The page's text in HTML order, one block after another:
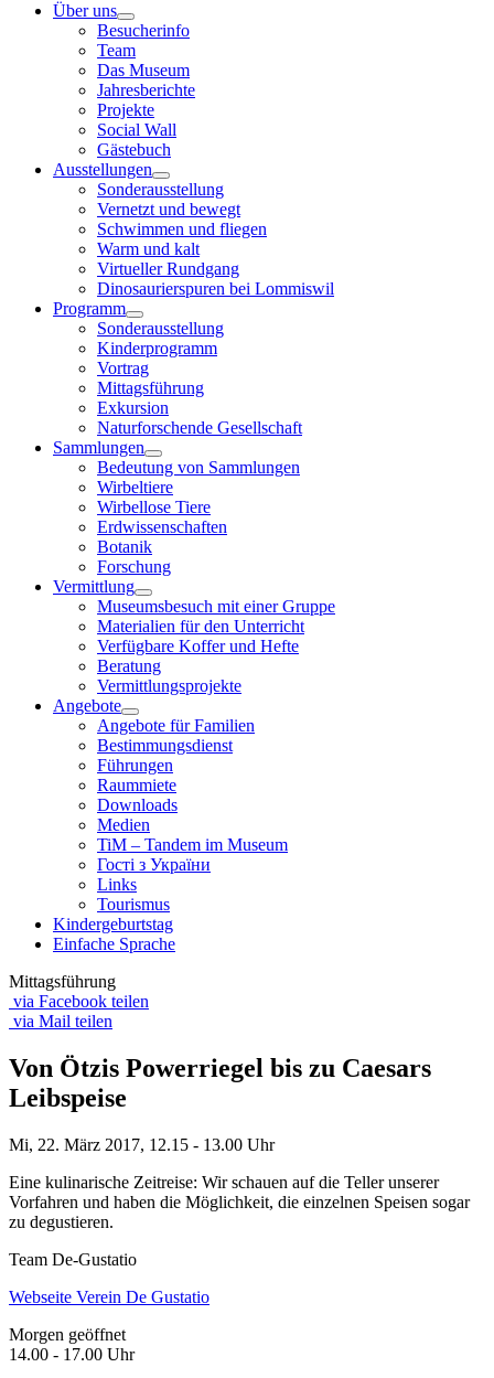
Über uns
Besucherinfo
Team
Das Museum
Jahresberichte
Projekte
Social Wall
Gästebuch
Ausstellungen
Sonderausstellung
Vernetzt und bewegt
Schwimmen und fliegen
Warm und kalt
Virtueller Rundgang
Dinosaurierspuren bei Lommiswil
Programm
Sonderausstellung
Kinderprogramm
Vortrag
Mittagsführung
Exkursion
Naturforschende Gesellschaft
Sammlungen
Bedeutung von Sammlungen
Wirbeltiere
Wirbellose Tiere
Erdwissenschaften
Botanik
Forschung
Vermittlung
Museumsbesuch mit einer Gruppe
Materialien für den Unterricht
Verfügbare Koffer und Hefte
Beratung
Vermittlungsprojekte
Angebote
Angebote für Familien
Bestimmungsdienst
Führungen
Raummiete
Downloads
Medien
TiM – Tandem im Museum
Гості з України
Links
Tourismus
Kindergeburtstag
Einfache Sprache
Mittagsführung
via Facebook teilen
via Mail teilen
Von Ötzis Powerriegel bis zu Caesars
Leibspeise
Mi, 22. März 2017, 12.15 - 13.00 Uhr
Eine kulinarische Zeitreise: Wir schauen auf die Teller unserer
Vorfahren und haben die Möglichkeit, die einzelnen Speisen sogar
zu degustieren.
Team De-Gustatio
Webseite Verein De Gustatio
Morgen geöffnet
14.00 - 17.00 Uhr